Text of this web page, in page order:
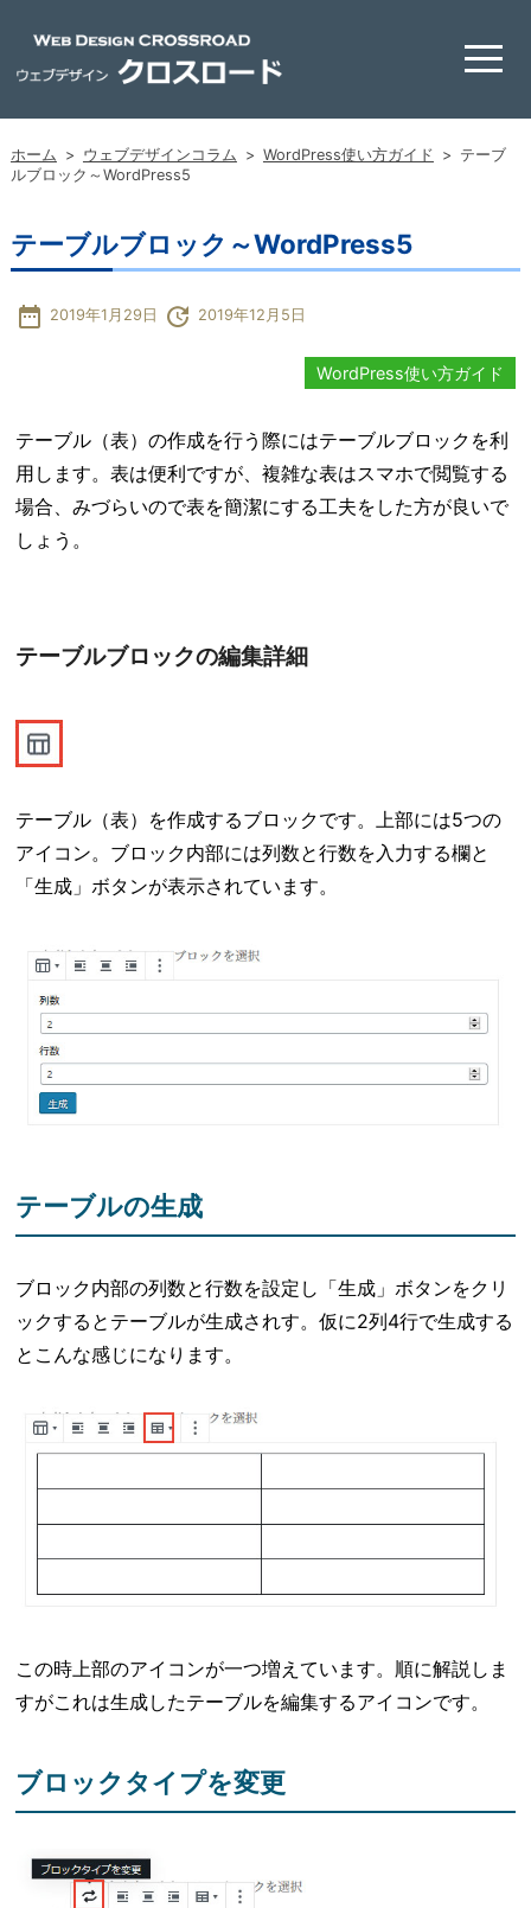
ホーム > ウェブデザインコラム > WordPress使い方ガイド > テーブ
ルブロック～WordPress5
テーブルブロック～WordPress5
date_range 2019年1月29日 update 2019年12月5日
WordPress使い方ガイド
テーブル（表）の作成を行う際にはテーブルブロックを利
用します。表は便利ですが、複雑な表はスマホで閲覧する
場合、みづらいので表を簡潔にする工夫をした方が良いで
しょう。
テーブルブロックの編集詳細
テーブル（表）を作成するブロックです。上部には5つの
アイコン。ブロック内部には列数と行数を入力する欄と
「生成」ボタンが表示されています。
テーブルの生成
ブロック内部の列数と行数を設定し「生成」ボタンをクリ
ックするとテーブルが生成されす。仮に2列4行で生成する
とこんな感じになります。
この時上部のアイコンが一つ増えています。順に解説しま
すがこれは生成したテーブルを編集するアイコンです。
ブロックタイプを変更